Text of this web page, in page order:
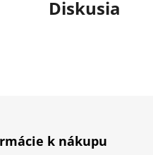
Diskusia
k nákupu